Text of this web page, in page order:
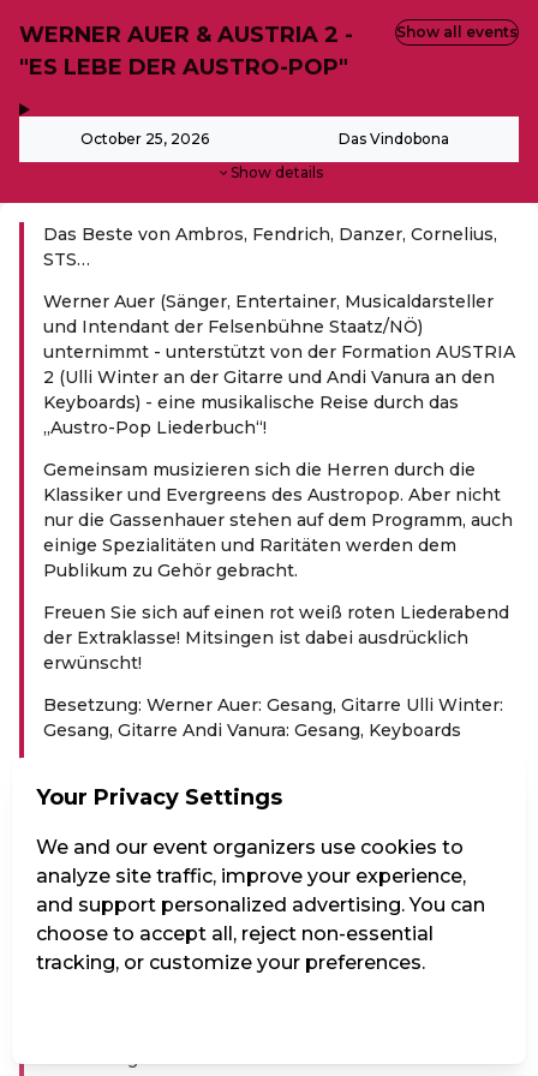
WERNER AUER & AUSTRIA 2 -
"ES LEBE DER AUSTRO-POP"
October 25, 2026 Das Vindobona
Show details
Show all events
Das Beste von Ambros, Fendrich, Danzer, Cornelius,
STS…
Werner Auer (Sänger, Entertainer, Musicaldarsteller
und Intendant der Felsenbühne Staatz/NÖ)
unternimmt - unterstützt von der Formation AUSTRIA
2 (Ulli Winter an der Gitarre und Andi Vanura an den
Keyboards) - eine musikalische Reise durch das
„Austro-Pop Liederbuch“!
Gemeinsam musizieren sich die Herren durch die
Klassiker und Evergreens des Austropop. Aber nicht
nur die Gassenhauer stehen auf dem Programm, auch
einige Spezialitäten und Raritäten werden dem
Publikum zu Gehör gebracht.
Freuen Sie sich auf einen rot weiß roten Liederabend
der Extraklasse! Mitsingen ist dabei ausdrücklich
erwünscht!
Besetzung: Werner Auer: Gesang, Gitarre Ulli Winter:
Gesang, Gitarre Andi Vanura: Gesang, Keyboards
Bei allen Vorstellungen im Vindobona haben Sie die
Möglichkeit sich auch kulinarisch verwöhnen zu
lassen! Wählen Sie vor der Veranstaltung oder in der
Pause aus unserem umfassenden Getränke- und
Speiseangebot. Essensbestellungen vor der
Veranstaltung müssen 30 Minuten vor Beginn
abgegeben werden um noch vor Beginn serviert zu
Your Privacy Settings
We and our event organizers use cookies to
analyze site traffic, improve your experience,
and support personalized advertising. You can
choose to accept all, reject non-essential
tracking, or customize your preferences.